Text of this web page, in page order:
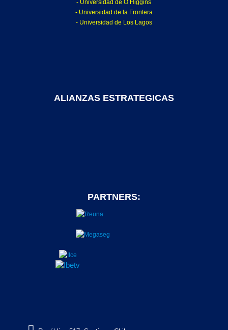
- Universidad de O’Higgins
- Universidad de la Frontera
- Universidad de Los Lagos
ALIANZAS ESTRATEGICAS
PARTNERS: